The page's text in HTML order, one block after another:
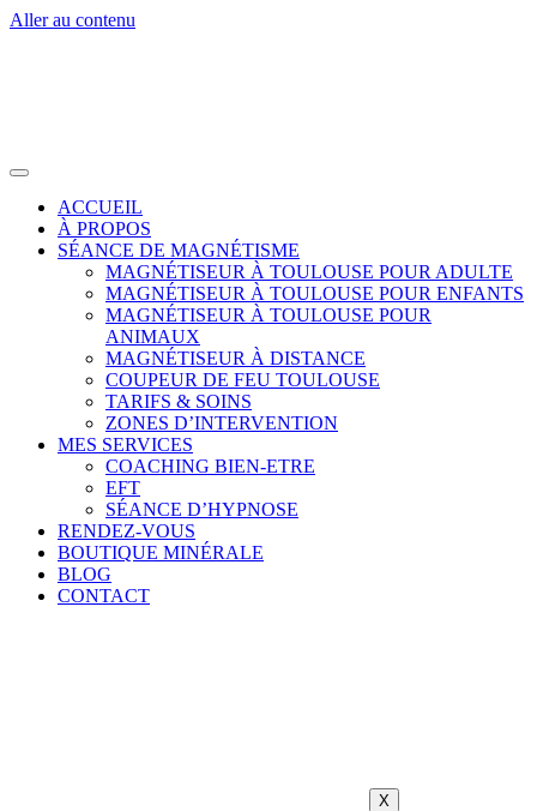
Aller au contenu
ACCUEIL
À PROPOS
SÉANCE DE MAGNÉTISME
MAGNÉTISEUR À TOULOUSE POUR ADULTE
MAGNÉTISEUR À TOULOUSE POUR ENFANTS
MAGNÉTISEUR À TOULOUSE POUR
ANIMAUX
MAGNÉTISEUR À DISTANCE
COUPEUR DE FEU TOULOUSE
TARIFS & SOINS
ZONES D’INTERVENTION
MES SERVICES
COACHING BIEN-ETRE
EFT
SÉANCE D’HYPNOSE
RENDEZ-VOUS
BOUTIQUE MINÉRALE
BLOG
CONTACT
X